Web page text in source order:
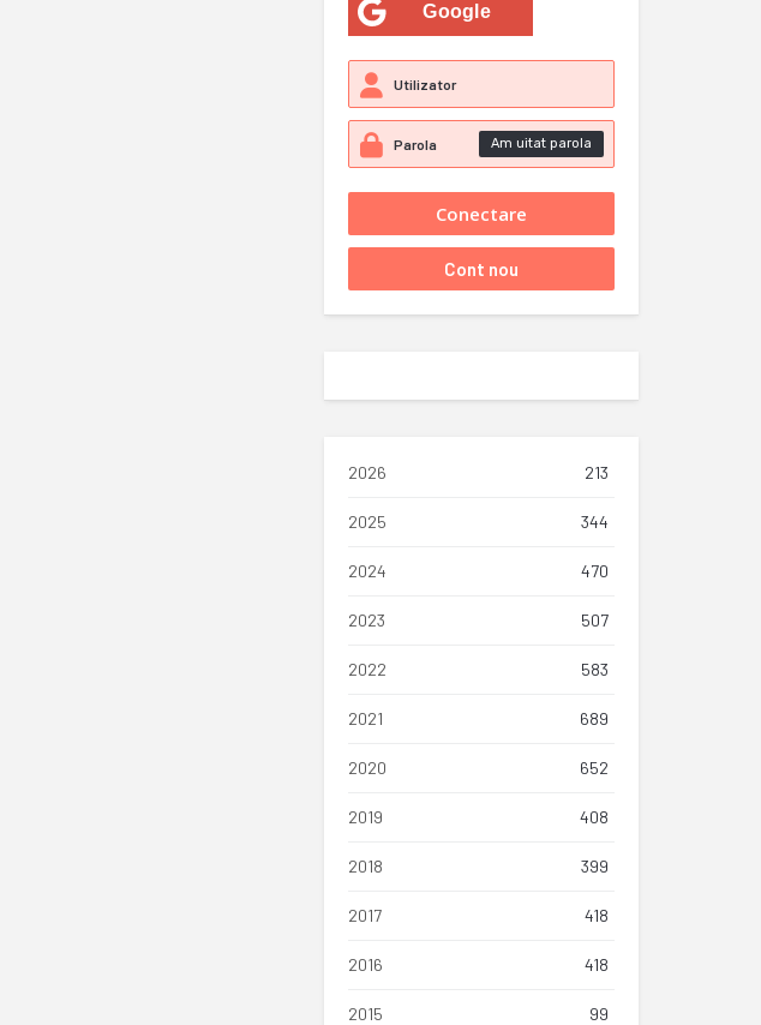
Google
Am uitat parola
2026 213
2025 344
2024 470
2023 507
2022 583
2021 689
2020 652
2019 408
2018 399
2017 418
2016 418
2015 99